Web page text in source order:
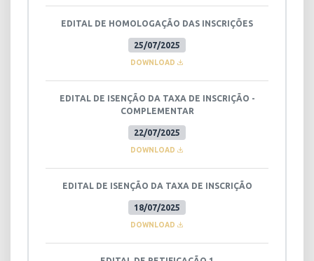
25/07/2025
EDITAL DE HOMOLOGAÇÃO DAS INSCRIÇÕES
DOWNLOAD
22/07/2025
EDITAL DE ISENÇÃO DA TAXA DE INSCRIÇÃO -
COMPLEMENTAR
DOWNLOAD
18/07/2025
EDITAL DE ISENÇÃO DA TAXA DE INSCRIÇÃO
DOWNLOAD